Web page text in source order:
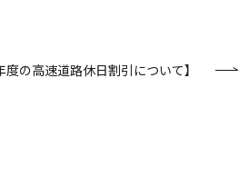
度の高速道路休日割引について】